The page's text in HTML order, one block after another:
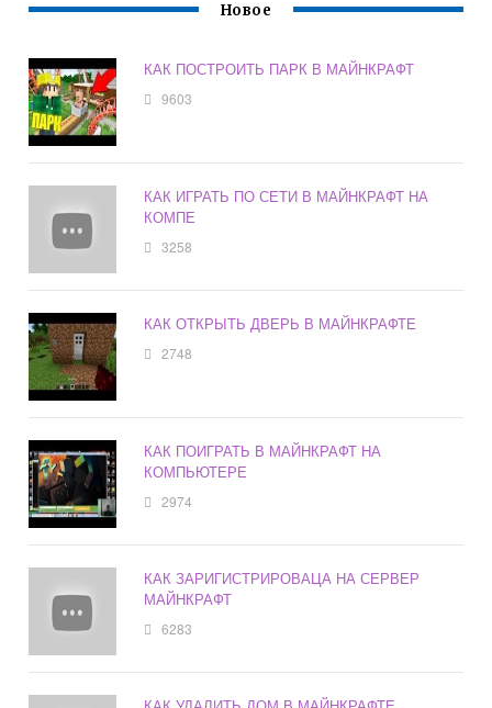
Новое
КАК ПОСТРОИТЬ ПАРК В МАЙНКРАФТ
9603
КАК ИГРАТЬ ПО СЕТИ В МАЙНКРАФТ НА
КОМПЕ
3258
КАК ОТКРЫТЬ ДВЕРЬ В МАЙНКРАФТЕ
2748
КАК ПОИГРАТЬ В МАЙНКРАФТ НА
КОМПЬЮТЕРЕ
2974
КАК ЗАРИГИСТРИРОВАЦА НА СЕРВЕР
МАЙНКРАФТ
6283